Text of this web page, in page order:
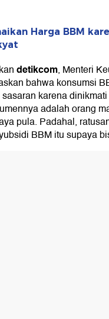
Harga BBM
detikcom, Menteri
bahwa konsumsi
karena
adalah orang
pula. Padahal,
BBM itu supaya